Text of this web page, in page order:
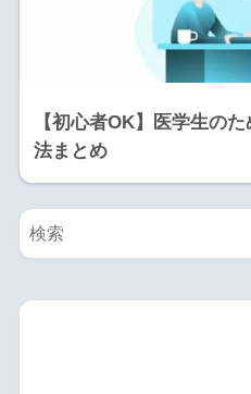
【初心者OK】医学生の
法まとめ